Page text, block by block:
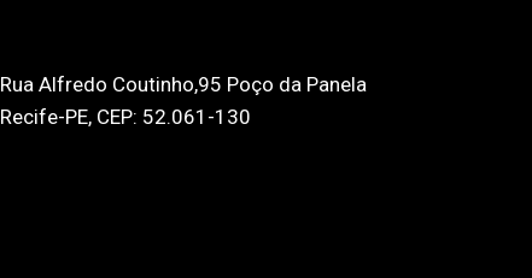
Rua Alfredo Coutinho,95 Poço da Panela
Recife-PE, CEP: 52.061-130